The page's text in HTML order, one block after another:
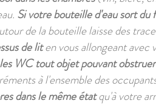
Si votre bouteille d'eau sort du
de la bouteille laisse des
de liten vous allongeant avec
WC tout objet pouvant
à l'ensemble des
dans le même étatqu'à votre